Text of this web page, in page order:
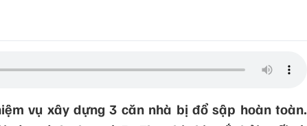
vụ xây dựng 3 căn nhà bị đổ sập hoàn toàn.